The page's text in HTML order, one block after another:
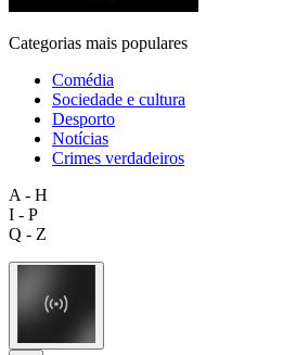
Categorias mais populares
Comédia
Sociedade e cultura
Desporto
Notícias
Crimes verdadeiros
A - H
I - P
Q - Z